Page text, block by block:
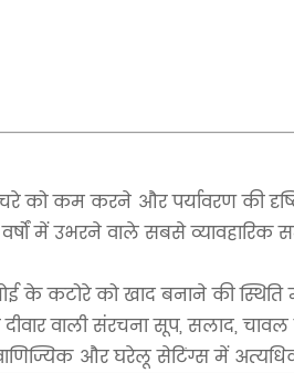
को कम करने और पर्यावरण की
में उभरने वाले सबसे
के कटोरे को खाद बनाने की
दीवार वाली संरचना सूप,
वाणिज्यिक और घरेलू सेटिंग्स में